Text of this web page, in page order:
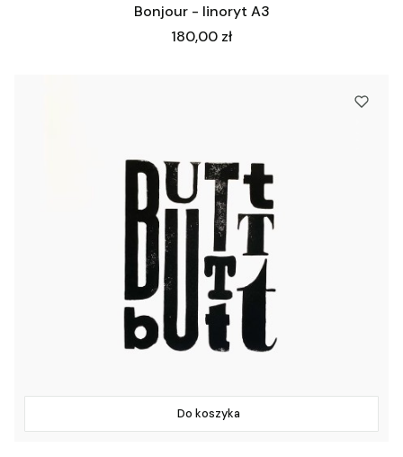
Bonjour - linoryt A3
Cena
180,00 zł
Do koszyka